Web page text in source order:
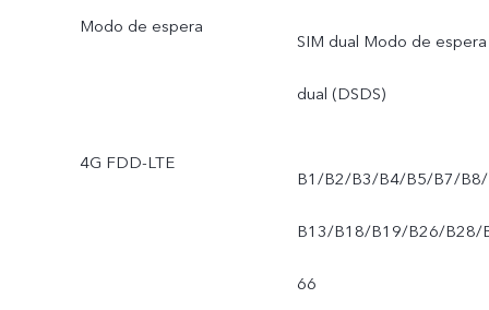
Modo de espera
SIM dual Modo de espera
dual (DSDS)
4G FDD-LTE
B1/B2/B3/B4/B5/B7/B8/
B13/B18/B19/B26/B28/
66